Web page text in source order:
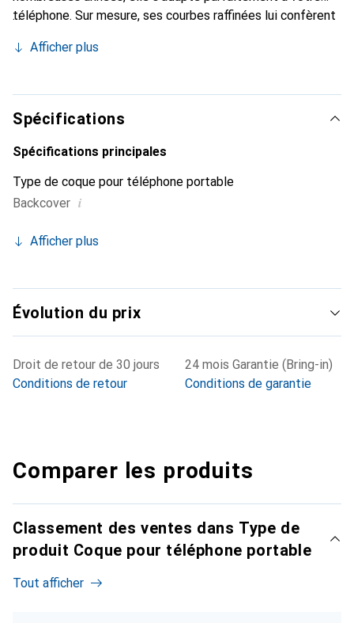
téléphone. Sur mesure, ses courbes raffinées lui confèrent
et indispensable de votre smartphone. Reconnaissable à
marque Noreve est un choix sûr pour une clientèle
exigeante.
Afficher plus
Spécifications
Spécifications principales
Type de coque pour téléphone portable
Backcover i
Afficher plus
Évolution du prix
Droit de retour de 30 jours
Conditions de retour
24 mois Garantie (Bring-in)
Conditions de garantie
Comparer les produits
Classement des ventes dans Type de
produit Coque pour téléphone portable
Tout afficher